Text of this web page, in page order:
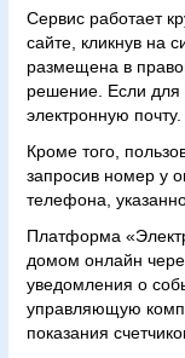
Сервис работает
сайте, кликнув на
размещена в
решение. Если для
электронную почту.
Кроме того,
запросив номер у
телефона,
Платформа
домом онлайн
уведомления о
управляющую
показания